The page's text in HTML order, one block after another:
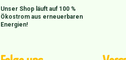
Unser Shop läuft auf 100 %
Ökostrom aus erneuerbaren
Energien!